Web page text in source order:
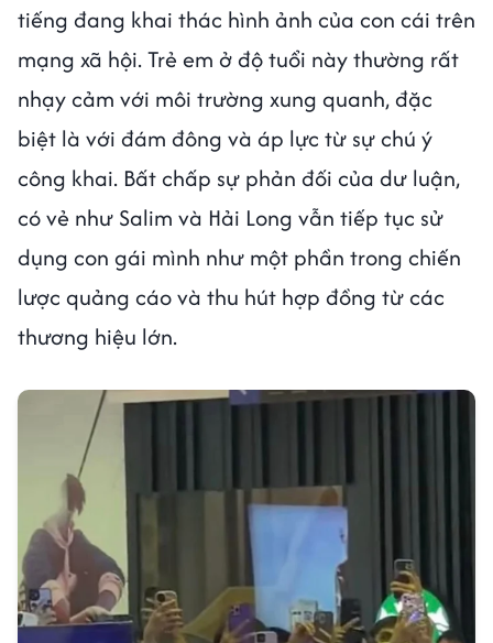
tiếng đang khai thác hình ảnh của con cái trên
mạng xã hội. Trẻ em ở độ tuổi này thường rất
nhạy cảm với môi trường xung quanh, đặc
biệt là với đám đông và áp lực từ sự chú ý
công khai. Bất chấp sự phản đối của dư luận,
có vẻ như Salim và Hải Long vẫn tiếp tục sử
dụng con gái mình như một phần trong chiến
lược quảng cáo và thu hút hợp đồng từ các
thương hiệu lớn.